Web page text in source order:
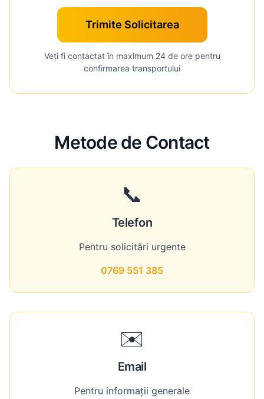
Trimite Solicitarea
Veți fi contactat în maximum 24 de ore pentru
confirmarea transportului
Metode de Contact
📞
Telefon
Pentru solicitări urgente
0769 551 385
✉️
Email
Pentru informații generale